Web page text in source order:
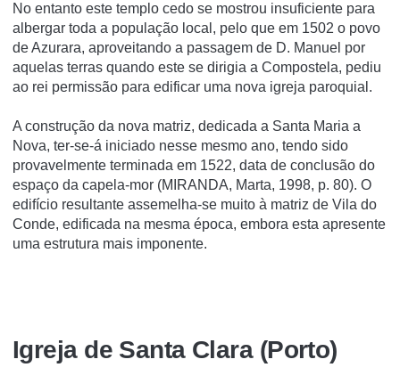
No entanto este templo cedo se mostrou insuficiente para
albergar toda a população local, pelo que em 1502 o povo
de Azurara, aproveitando a passagem de D. Manuel por
aquelas terras quando este se dirigia a Compostela, pediu
ao rei permissão para edificar uma nova igreja paroquial.
A construção da nova matriz, dedicada a Santa Maria a
Nova, ter-se-á iniciado nesse mesmo ano, tendo sido
provavelmente terminada em 1522, data de conclusão do
espaço da capela-mor (MIRANDA, Marta, 1998, p. 80). O
edifício resultante assemelha-se muito à matriz de Vila do
Conde, edificada na mesma época, embora esta apresente
uma estrutura mais imponente.
Igreja de Santa Clara (Porto)